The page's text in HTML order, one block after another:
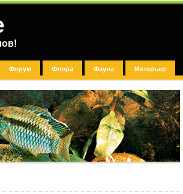
Форум Флора Фауна Интерьер